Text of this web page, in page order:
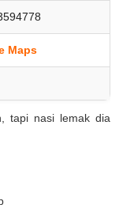
Maps
tapi nasi lemak dia